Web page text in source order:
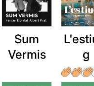
Sum
Vermis
g